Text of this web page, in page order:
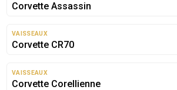
Corvette Assassin
VAISSEAUX
Corvette CR70
VAISSEAUX
Corvette Corellienne